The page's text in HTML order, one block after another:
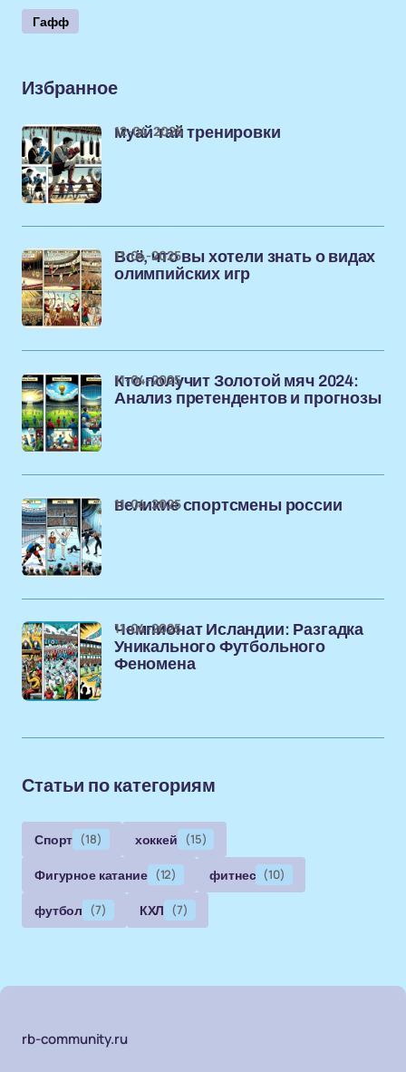
Гафф
Избранное
муай тай тренировки
12-04-2025
Всё, что вы хотели знать о видах
олимпийских игр
11-04-2025
Кто получит Золотой мяч 2024:
Анализ претендентов и прогнозы
11-04-2025
великие спортсмены россии
11-04-2025
Чемпионат Исландии: Разгадка
Уникального Футбольного
Феномена
11-04-2025
Статьи по категориям
Спорт (18) хоккей (15)
Фигурное катание (12) фитнес (10)
футбол (7) КХЛ (7)
rb-community.ru